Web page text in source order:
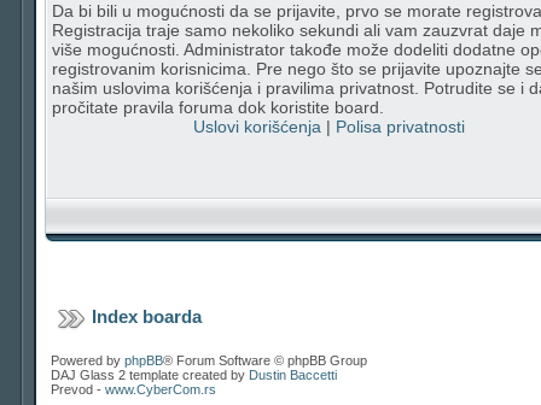
Da bi bili u mogućnosti da se prijavite, prvo se morate
Registracija traje samo nekoliko sekundi ali vam zauzvrat daje
više mogućnosti. Administrator takođe može dodeliti dodatne
registrovanim korisnicima. Pre nego što se prijavite upoznajte
našim uslovima korišćenja i pravilima privatnost. Potrudite se i
pročitate pravila foruma dok koristite board.
Uslovi korišćenja | Polisa privatnosti
Index boarda
Powered by phpBB® Forum Software © phpBB Group
DAJ Glass 2 template created by Dustin Baccetti
Prevod - www.CyberCom.rs